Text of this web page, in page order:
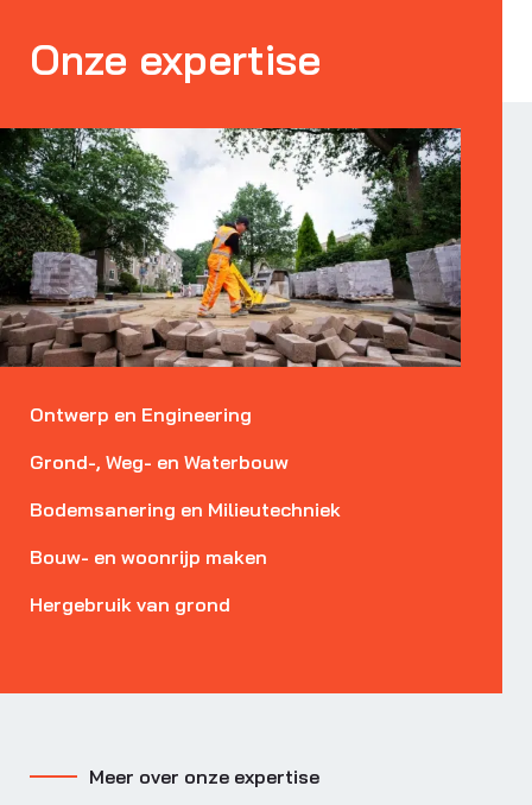
Onze expertise
Ontwerp en Engineering
Grond-, Weg- en Waterbouw
Bodemsanering en Milieutechniek
Bouw- en woonrijp maken
Hergebruik van grond
Meer over onze expertise